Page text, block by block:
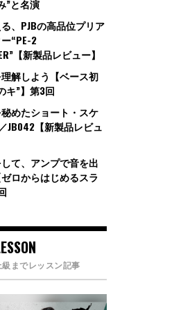
”と名演
、PJBの高品位プリア
“PE-2
【新製品レビュー】
解しよう【ベース初
キ”】第3回
めたショート・スケ
JB042【新製品レビュ
て、アンプで音を出
ロからはじめるスラ
までレッスン記事